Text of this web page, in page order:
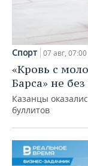
Спорт 07 авг, 07:00
«Кровь с
Барса» не
Казанцы
буллитов